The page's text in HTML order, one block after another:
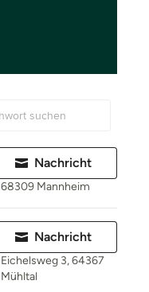
Nachricht
68309 Mannheim
Nachricht
Eichelsweg 3, 64367
Mühltal